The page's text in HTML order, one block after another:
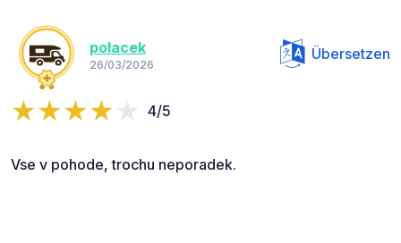
polacek
26/03/2026
Übersetzen
4/5
Vse v pohode, trochu neporadek.